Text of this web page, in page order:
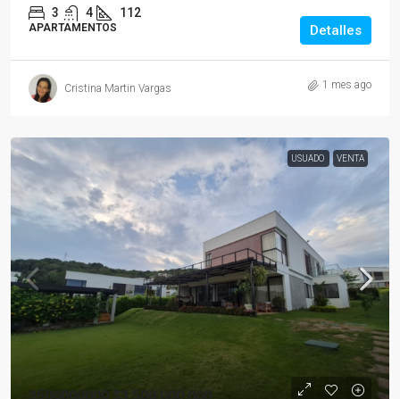
3 4 112
APARTAMENTOS Detalles
Cristina Martin Vargas 1 mes ago
USUADO VENTA